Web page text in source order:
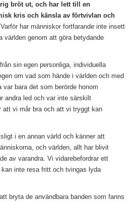
bröt ut, och har lett till en
kris och känsla av förtvivlan och
Varför har människor fortfarande inte insett
världen genom att göra betydande
sin egen personliga, individuella
om vad som hände i världen och med
bara det som berörde honom
andra led och var inte särskilt
att vi mår bra och att vi tryggt kan
i en annan värld och känner att
och världen, allt har blivit
av varandra. Vi vidarebefordrar ett
inte resa fritt och tvingas lyda
bryta de användbara banden som fanns